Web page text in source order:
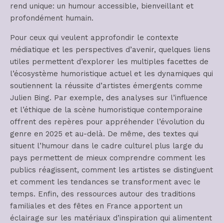
rend unique: un humour accessible, bienveillant et
profondément humain.
Pour ceux qui veulent approfondir le contexte
médiatique et les perspectives d’avenir, quelques liens
utiles permettent d’explorer les multiples facettes de
l’écosystème humoristique actuel et les dynamiques qui
soutiennent la réussite d’artistes émergents comme
Julien Bing. Par exemple, des analyses sur l’influence
et l’éthique de la scène humoristique contemporaine
offrent des repères pour appréhender l’évolution du
genre en 2025 et au-delà. De même, des textes qui
situent l’humour dans le cadre culturel plus large du
pays permettent de mieux comprendre comment les
publics réagissent, comment les artistes se distinguent
et comment les tendances se transforment avec le
temps. Enfin, des ressources autour des traditions
familiales et des fêtes en France apportent un
éclairage sur les matériaux d’inspiration qui alimentent